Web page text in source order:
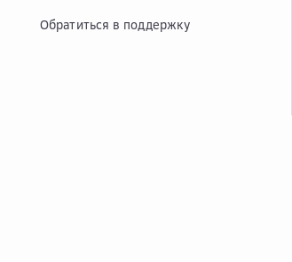
Обратиться в поддержку